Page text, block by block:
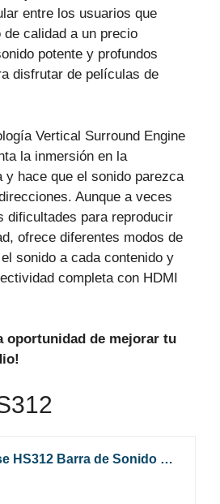
entre los usuarios que
de calidad a un precio
potente y profundos
disfrutar de películas de
Vertical Surround Engine
la inmersión en la
y hace que el sonido parezca
Aunque a veces
dificultades para reproducir
ofrece diferentes modos de
sonido a cada contenido y
completa con HDMI
oportunidad de mejorar tu
Hisense HS312 Barra de Sonido 3.1ch con subwoofer inalámbrico, 300W, Dolby Atmos, 4K Pass-Trough, Experiencia cinemática, One Remote Control, Bluetooth, HDMI ARC/Óptico/Aux/USB, 5 Modos ecualización*